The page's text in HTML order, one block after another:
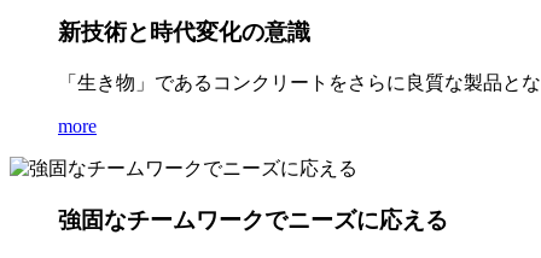
新技術と時代変化の意識
「生き物」であるコンクリートをさらに良質な製品と
more
強固なチームワークでニーズに応える